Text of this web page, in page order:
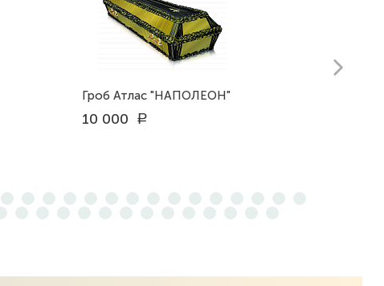
Гроб Атлас "НАПОЛЕОН"
10 000 a
next